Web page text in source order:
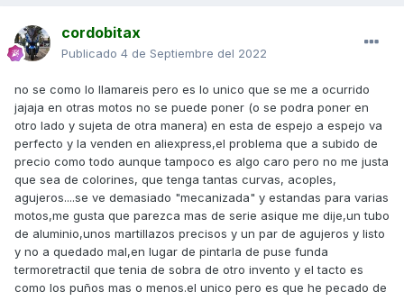
cordobitax
Publicado 4 de Septiembre del 2022
no se como lo llamareis pero es lo unico que se me a ocurrido
jajaja en otras motos no se puede poner (o se podra poner en
otro lado y sujeta de otra manera) en esta de espejo a espejo va
perfecto y la venden en aliexpress,el problema que a subido de
precio como todo aunque tampoco es algo caro pero no me justa
que sea de colorines, que tenga tantas curvas, acoples,
agujeros....se ve demasiado "mecanizada" y estandas para varias
motos,me gusta que parezca mas de serie asique me dije,un tubo
de aluminio,unos martillazos precisos y un par de agujeros y listo
y no a quedado mal,en lugar de pintarla de puse funda
termoretractil que tenia de sobra de otro invento y el tacto es
como los puños mas o menos.el unico pero es que he pecado de